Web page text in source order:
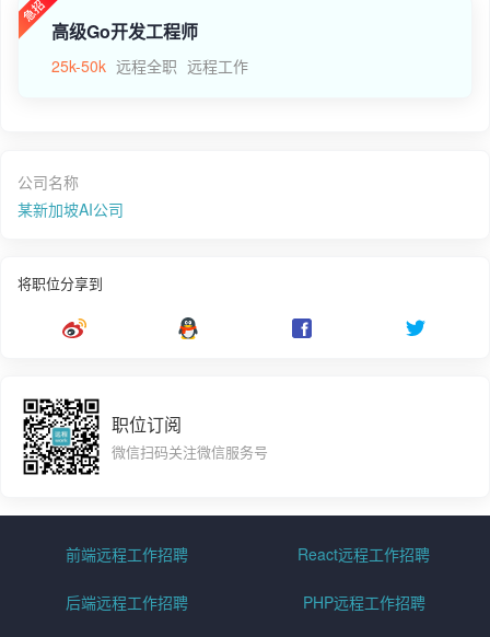
高级Go开发工程师
25k-50k 远程全职 远程工作
公司名称
某新加坡AI公司
将职位分享到
职位订阅
微信扫码关注微信服务号
前端远程工作招聘 React远程工作招聘
后端远程工作招聘 PHP远程工作招聘